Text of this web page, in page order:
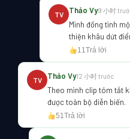
TV Thảo Vy9 小时
Mình đồng tình
thiện khâu dứt
11Trả lời
TV Thảo Vy12 小时 trước
Theo mình clip tóm tắt
được toàn bộ diễn biến.
51Trả lời